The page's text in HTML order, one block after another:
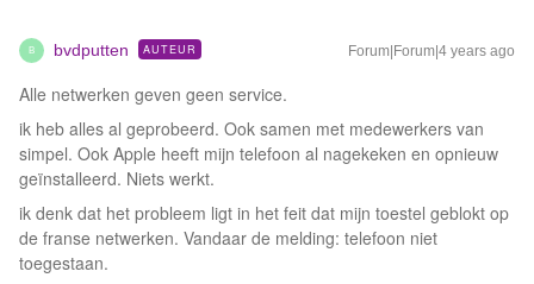
B bvdputten AUTEUR Forum|Forum|4 years ago
Alle netwerken geven geen service.
ik heb alles al geprobeerd. Ook samen met medewerkers van
simpel. Ook Apple heeft mijn telefoon al nagekeken en opnieuw
geïnstalleerd. Niets werkt.
ik denk dat het probleem ligt in het feit dat mijn toestel geblokt op
de franse netwerken. Vandaar de melding: telefoon niet
toegestaan.